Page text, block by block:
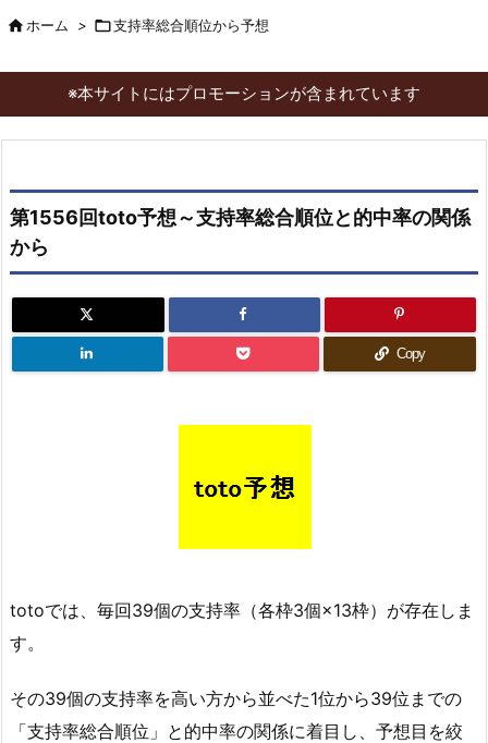
ホーム > 支持率総合順位から予想
※本サイトにはプロモーションが含まれています
第1556回toto予想～支持率総合順位と的中率の関係
から
Copy
totoでは、毎回39個の支持率（各枠3個×13枠）が存在しま
す。
その39個の支持率を高い方から並べた1位から39位までの
「支持率総合順位」と的中率の関係に着目し、予想目を絞